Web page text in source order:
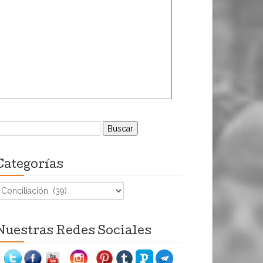
Redes Sociales